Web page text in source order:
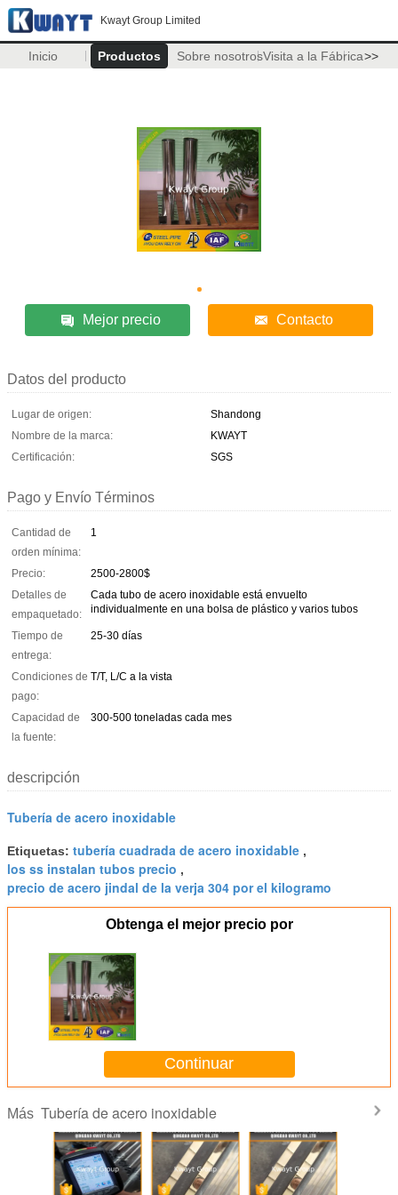
Kwayt Group Limited
Inicio Productos Sobre nosotrosVisita a la Fábrica>>
Mejor precio Contacto
Datos del producto
Lugar de origen:
Shandong
Nombre de la marca:
KWAYT
Certificación:
SGS
Pago y Envío Términos
Cantidad de
orden mínima:
1
Precio:
2500-2800$
Detalles de
empaquetado:
Cada tubo de acero inoxidable está envuelto
individualmente en una bolsa de plástico y varios tubos
Tiempo de
entrega:
25-30 días
Condiciones de
pago:
T/T, L/C a la vista
Capacidad de
la fuente:
300-500 toneladas cada mes
descripción
Tubería de acero inoxidable
Etiquetas: tubería cuadrada de acero inoxidable ,
los ss instalan tubos precio ,
precio de acero jindal de la verja 304 por el kilogramo
Obtenga el mejor precio por
Continuar
Más Tubería de acero inoxidable